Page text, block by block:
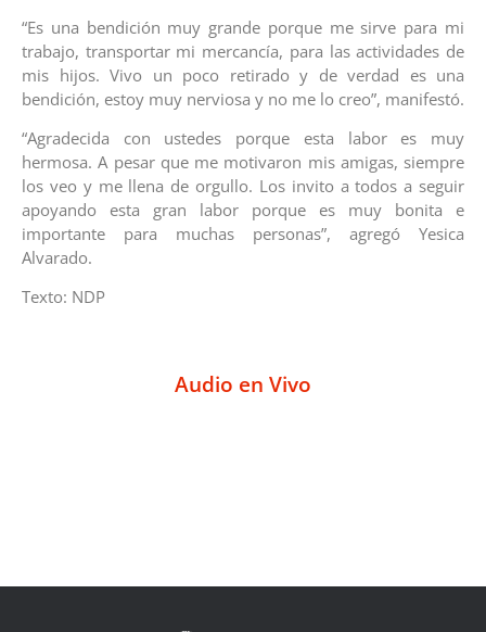
“Es una bendición muy grande porque me sirve para mi
trabajo, transportar mi mercancía, para las actividades de
mis hijos. Vivo un poco retirado y de verdad es una
bendición, estoy muy nerviosa y no me lo creo”, manifestó.
“Agradecida con ustedes porque esta labor es muy
hermosa. A pesar que me motivaron mis amigas, siempre
los veo y me llena de orgullo. Los invito a todos a seguir
apoyando esta gran labor porque es muy bonita e
importante para muchas personas”, agregó Yesica
Alvarado.
Texto: NDP
Audio en Vivo